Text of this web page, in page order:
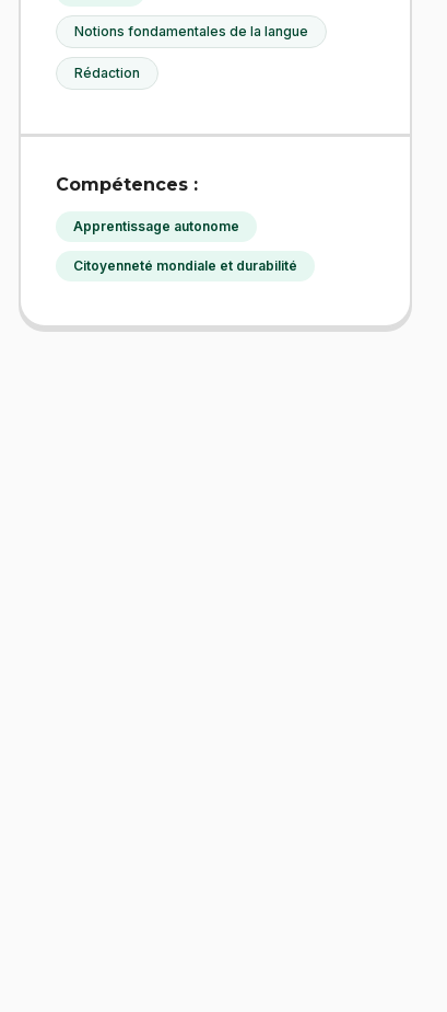
Notions fondamentales de la langue
Rédaction
Compétences :
Apprentissage autonome
Citoyenneté mondiale et durabilité